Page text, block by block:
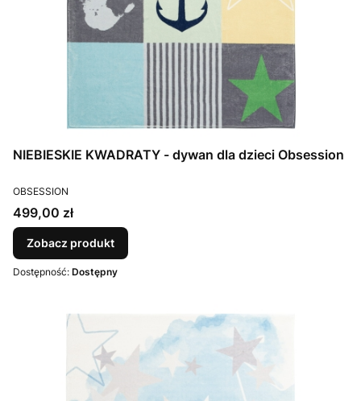
NIEBIESKIE KWADRATY - dywan dla dzieci Obsession
PRODUCENT
OBSESSION
Cena
499,00 zł
Zobacz produkt
Dostępność: Dostępny